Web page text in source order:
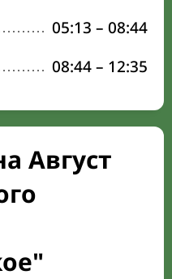
05:13 – 08:44
08:44– 12:35
Август